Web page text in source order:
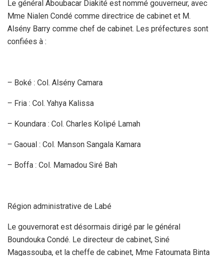
Le général Aboubacar Diakité est nommé gouverneur, avec
Mme Nialen Condé comme directrice de cabinet et M.
Alsény Barry comme chef de cabinet. Les préfectures sont
confiées à :
– Boké : Col. Alsény Camara
– Fria : Col. Yahya Kalissa
– Koundara : Col. Charles Kolipé Lamah
– Gaoual : Col. Manson Sangala Kamara
– Boffa : Col. Mamadou Siré Bah
Région administrative de Labé
Le gouvernorat est désormais dirigé par le général
Boundouka Condé. Le directeur de cabinet, Siné
Magassouba, et la cheffe de cabinet, Mme Fatoumata Binta